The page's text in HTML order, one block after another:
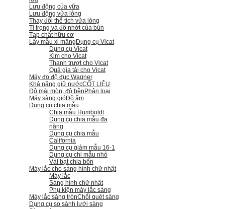
Lưu động của vữa
Lưu động vữa lỏng
Thay đổi thể tích vữa lỏng
Tỉ trọng và độ nhớt của bùn
Tạp chất hữu cơ
Lấy mẫu xi măng Dụng cụ Vicat
Dụng cụ Vicat
Kim cho Vicat
Thanh trượt cho Vicat
Quả gia tải cho Vicat
Máy đo độ đục Wagner
Khả năng giữ nướcCỐT LIỆU
Độ mài mòn, độ bền Phân loại
Máy sàng gióĐộ ẩm
Dụng cụ chia mẫu
Chia mẫu Humboldt
Dụng cụ chia mẫu đa
năng
Dụng cụ chia mẫu
California
Dụng cụ giảm mẫu 16-1
Dụng cụ chi mẫu nhỏ
Vải bạt chia bốn
Máy lắc cho sàng hình chữ nhật
Máy lắc
Sàng hình chữ nhật
Phụ kiện máy lắc sàng
Máy lắc sàng trònChổi quét sàng
Dụng cụ so sánh lưới sàng